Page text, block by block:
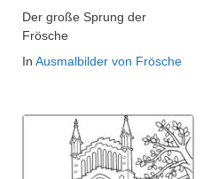
Der große Sprung der
Frösche
In Ausmalbilder von Frösche